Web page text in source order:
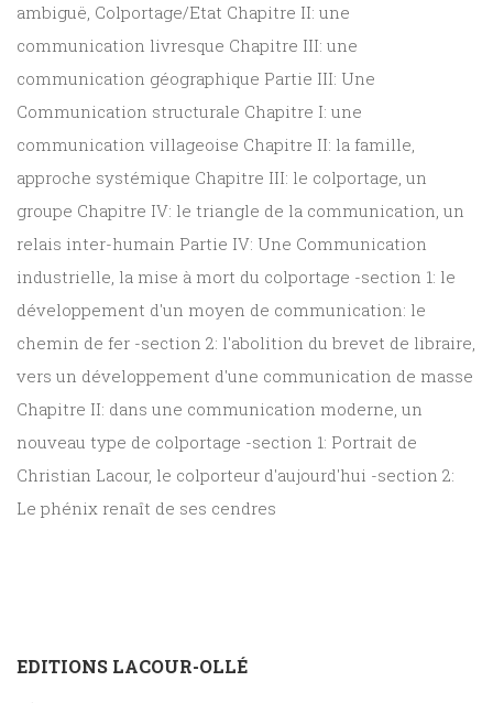
ambiguë, Colportage/Etat Chapitre II: une
communication livresque Chapitre III: une
communication géographique Partie III: Une
Communication structurale Chapitre I: une
communication villageoise Chapitre II: la famille,
approche systémique Chapitre III: le colportage, un
groupe Chapitre IV: le triangle de la communication, un
relais inter-humain Partie IV: Une Communication
industrielle, la mise à mort du colportage -section 1: le
développement d'un moyen de communication: le
chemin de fer -section 2: l'abolition du brevet de libraire,
vers un développement d'une communication de masse
Chapitre II: dans une communication moderne, un
nouveau type de colportage -section 1: Portrait de
Christian Lacour, le colporteur d'aujourd'hui -section 2:
Le phénix renaît de ses cendres
EDITIONS LACOUR-OLLÉ